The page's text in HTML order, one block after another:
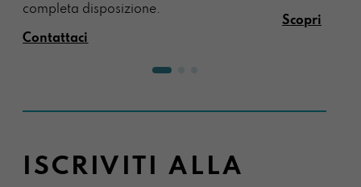
completa disposizione.
Contattaci
Scopri
ISCRIVITI ALLA